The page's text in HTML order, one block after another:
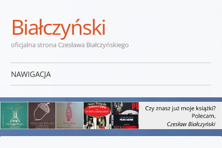
Białczyński
oficjalna strona Czesława Białczyńskiego
NAWIGACJA